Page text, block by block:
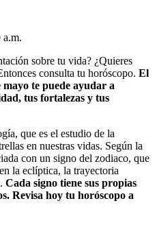
a.m.
sobre tu vida? ¿Quieres
consulta tu horóscopo. El
mayo te puede ayudar a
tus fortalezas y tus
que es el estudio de la
en nuestras vidas. Según la
con un signo del zodiaco, que
la eclíptica, la trayectoria
Cada signo tiene sus propias
Revisa hoy tu horóscopo a